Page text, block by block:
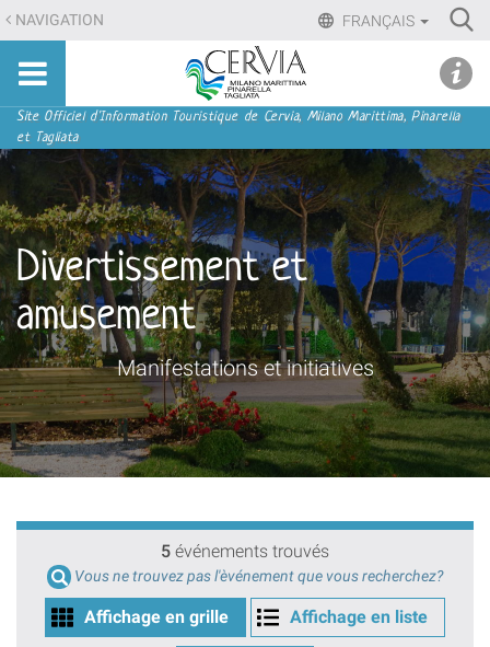
Aller
au
contenu.
Aller
à
la
navigation
FRANÇAIS
NAVIGATION
Sito
turistico
ufficiale
Cervia,
Milano
Marittima,
Pinarella,
Tagliata
Navigation
Site Officiel d'Information Touristique de Cervia, Milano Marittima, Pinarella
et Tagliata
Divertissement et
amusement
Manifestations et initiatives
5 événements trouvés
Vous ne trouvez pas l'èvénement que vous recherchez?
Affichage en grille Affichage en liste
menu